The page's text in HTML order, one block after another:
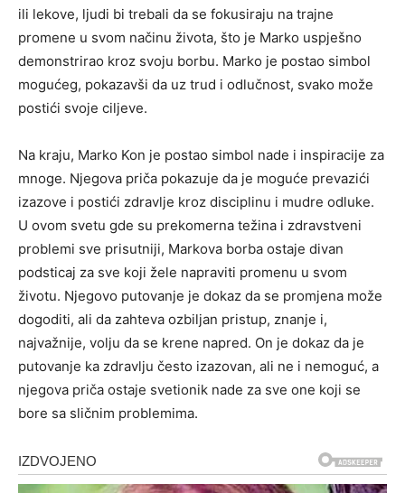
ili lekove, ljudi bi trebali da se fokusiraju na trajne
promene u svom načinu života, što je Marko uspješno
demonstrirao kroz svoju borbu. Marko je postao simbol
mogućeg, pokazavši da uz trud i odlučnost, svako može
postići svoje ciljeve.
Na kraju, Marko Kon je postao simbol nade i inspiracije za
mnoge. Njegova priča pokazuje da je moguće prevazići
izazove i postići zdravlje kroz disciplinu i mudre odluke.
U ovom svetu gde su prekomerna težina i zdravstveni
problemi sve prisutniji, Markova borba ostaje divan
podsticaj za sve koji žele napraviti promenu u svom
životu. Njegovo putovanje je dokaz da se promjena može
dogoditi, ali da zahteva ozbiljan pristup, znanje i,
najvažnije, volju da se krene napred. On je dokaz da je
putovanje ka zdravlju često izazovan, ali ne i nemoguć, a
njegova priča ostaje svetionik nade za sve one koji se
bore sa sličnim problemima.